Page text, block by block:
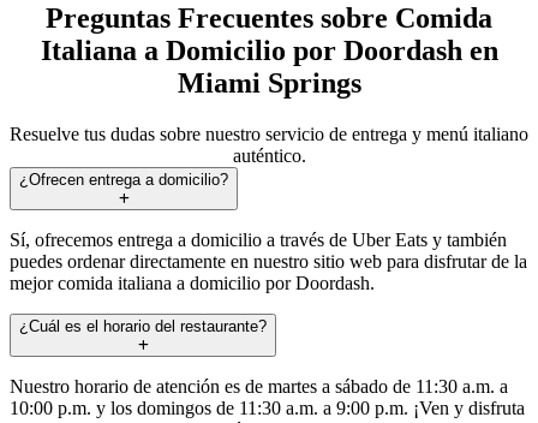
Preguntas Frecuentes sobre Comida
Italiana a Domicilio por Doordash en
Miami Springs
Resuelve tus dudas sobre nuestro servicio de entrega y menú italiano
auténtico.
¿Ofrecen entrega a domicilio?
Sí, ofrecemos entrega a domicilio a través de Uber Eats y también
puedes ordenar directamente en nuestro sitio web para disfrutar de la
mejor comida italiana a domicilio por Doordash.
¿Cuál es el horario del restaurante?
Nuestro horario de atención es de martes a sábado de 11:30 a.m. a
10:00 p.m. y los domingos de 11:30 a.m. a 9:00 p.m. ¡Ven y disfruta